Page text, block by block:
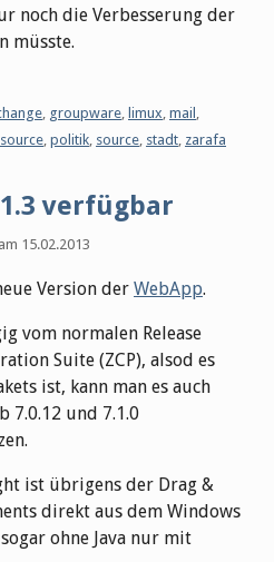
noch die Verbesserung der
müsste.
groupware limux mail
politik source stadt zarafa
verfügbar
am 15.02.2013
Version der WebApp.
vom normalen Release
Suite (ZCP), alsod es
ist, kann man es auch
7.0.12 und 7.1.0
ist übrigens der Drag &
direkt aus dem Windows
ohne Java nur mit